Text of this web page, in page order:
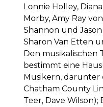
Lonnie Holley,
Morby, Amy Ray
Shannon und
Sharon Van Etten
Den musikalischen
bestimmt eine
Musikern, darunter
Chatham County
Teer, Dave Wilson);